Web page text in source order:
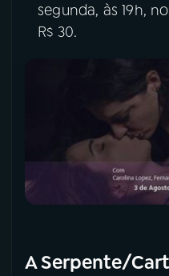
segunda, às 19h,
R$ 30.
A Serpente/